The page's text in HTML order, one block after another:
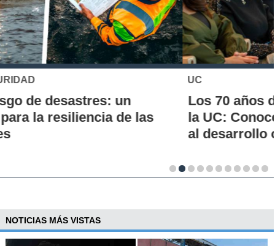
UC
Los 70 años de la Carrera de Química de
la UC: Conoce su historia, hitos y aporte
al desarrollo científico del país
NOTICIAS MÁS VISTAS